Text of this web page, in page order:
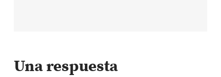
Una respuesta